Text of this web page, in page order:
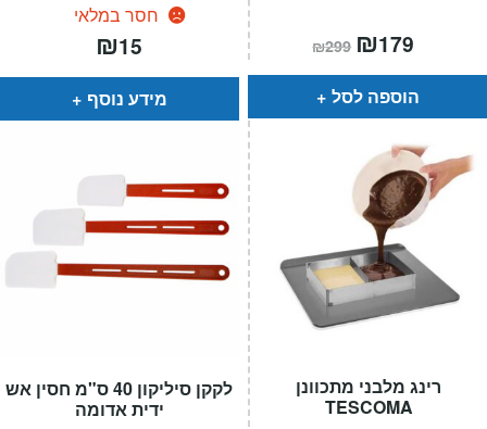
חסר במלאי
₪15
מידע נוסף
₪299 המחיר
המקורי
היה:
₪299.
₪179
הוא:
הוספה לסל
לקקן סיליקון 40 ס"מ חסין אש
ידית אדומה
רינג מלבני מתכוונן
TESCOMA